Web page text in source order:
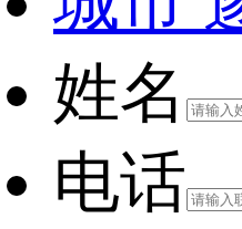
姓名
电话